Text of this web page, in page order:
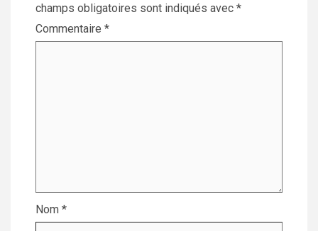
champs obligatoires sont indiqués avec *
Commentaire *
Nom *